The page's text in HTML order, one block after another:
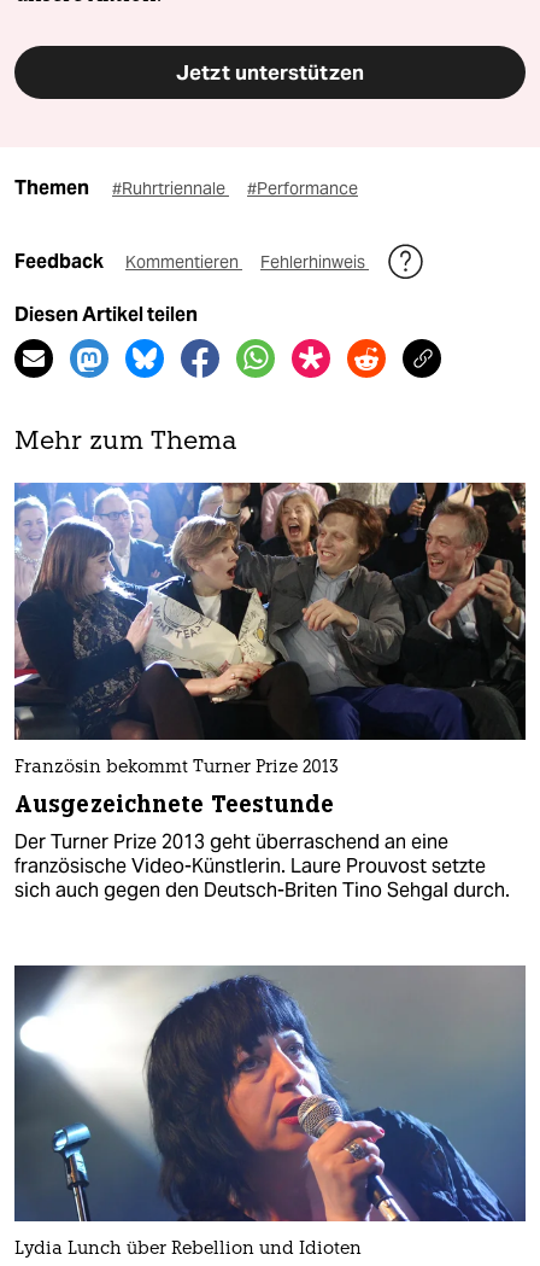
Jetzt unterstützen
Themen #Ruhrtriennale #Performance
Feedback Kommentieren Fehlerhinweis
Diesen Artikel teilen
Mehr zum Thema
Französin bekommt Turner Prize 2013
Ausgezeichnete Teestunde
Der Turner Prize 2013 geht überraschend an eine
französische Video-Künstlerin. Laure Prouvost setzte
sich auch gegen den Deutsch-Briten Tino Sehgal durch.
Lydia Lunch über Rebellion und Idioten